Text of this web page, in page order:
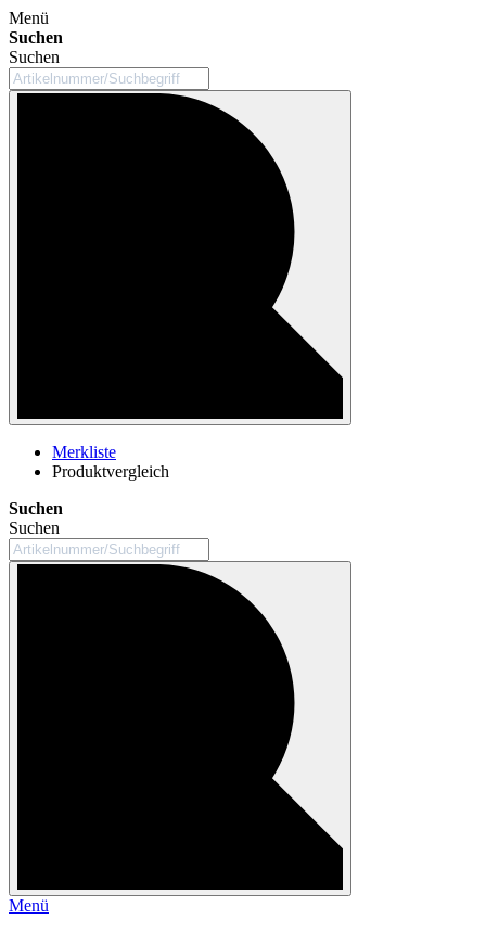
Menü
Suchen
Suchen
Merkliste
Produktvergleich
Suchen
Suchen
Menü